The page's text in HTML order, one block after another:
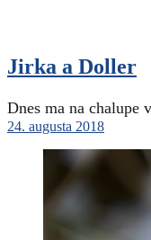
Jirka a Doller
Dnes ma na
24. augusta 2018